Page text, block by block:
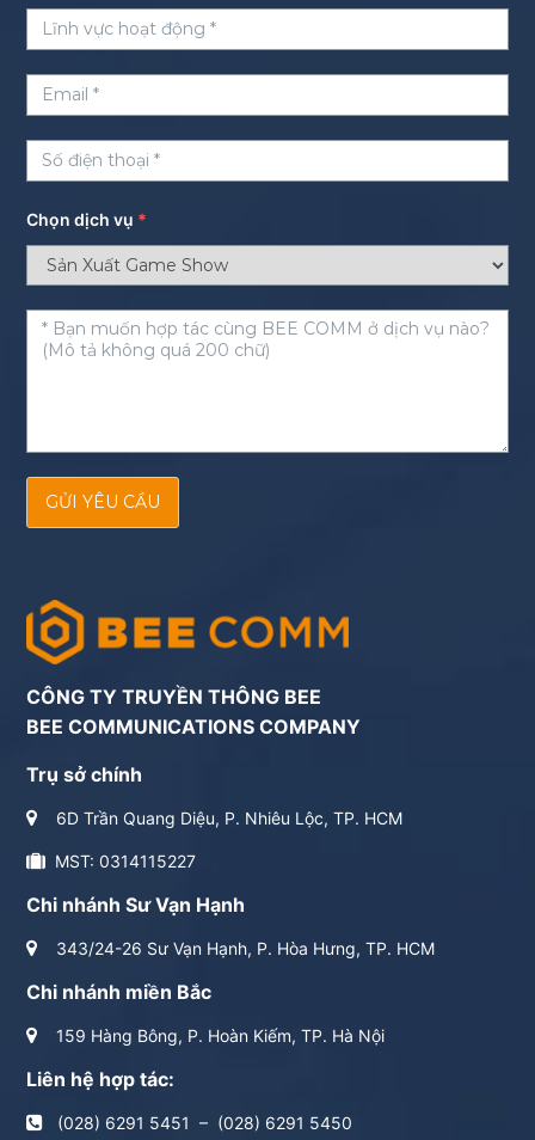
Chọn dịch vụ *
GỬI YÊU CẦU
CÔNG TY TRUYỀN THÔNG BEE
BEE COMMUNICATIONS COMPANY
Trụ sở chính
6D Trần Quang Diệu, P. Nhiêu Lộc, TP. HCM
MST: 0314115227
Chi nhánh Sư Vạn Hạnh
343/24-26 Sư Vạn Hạnh, P. Hòa Hưng, TP. HCM
Chi nhánh miền Bắc
159 Hàng Bông, P. Hoàn Kiếm, TP. Hà Nội
Liên hệ hợp tác:
(028) 6291 5451 – (028) 6291 5450